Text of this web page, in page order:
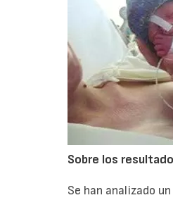
Sobre los
Se han analizado